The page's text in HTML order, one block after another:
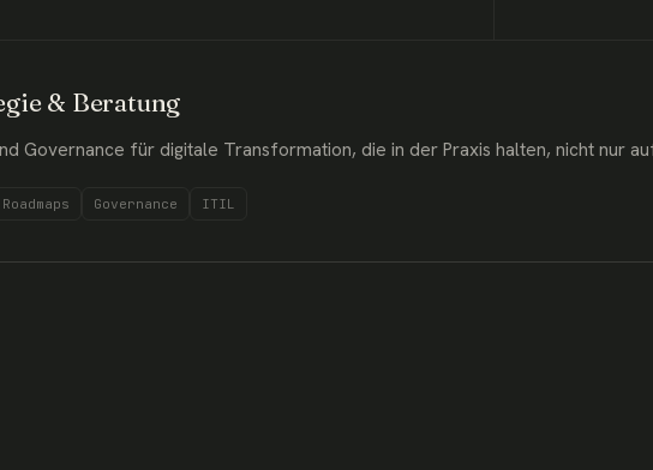
& Beratung
Governance für digitale Transformation, die in der Praxis halten, nicht nur
Roadmaps Governance ITIL